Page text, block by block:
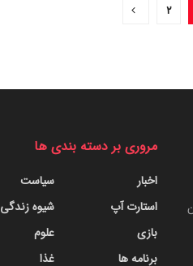
۲
مروری بر دسته بندی ها
اخبار
استارت آپ
بازی
برنامه ها
سیاست
شیوه زندگی
علوم
غذا